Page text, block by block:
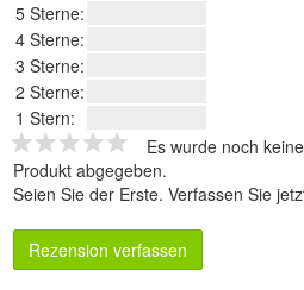
5 Sterne:
4 Sterne:
3 Sterne:
2 Sterne:
1 Stern:
Es wurde noch
Produkt abgegeben.
Seien Sie der Erste. Verfassen Sie
Rezension verfassen